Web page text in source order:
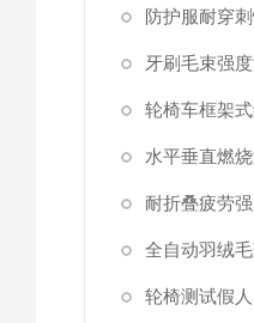
防护服耐穿
牙刷毛束强
水平垂直燃
耐折叠疲劳
全自动羽绒
轮椅测试假人